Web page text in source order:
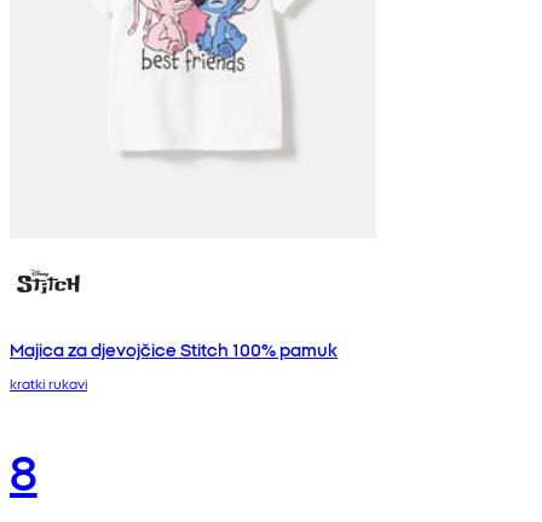
Majica za djevojčice Stitch 100% pamuk
kratki rukavi
8